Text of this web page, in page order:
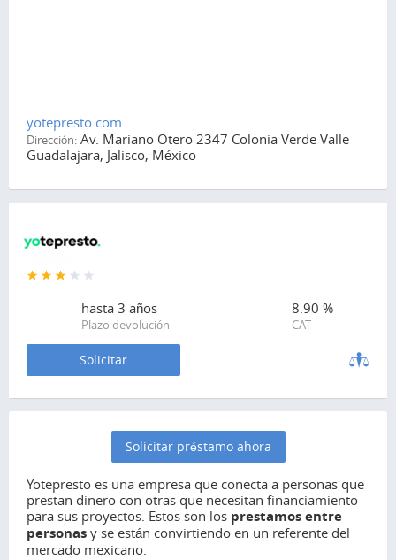
yotepresto.com
Dirección: Av. Mariano Otero 2347 Colonia Verde Valle
Guadalajara, Jalisco, México
hasta 3 años
Plazo devolución
8.90 %
CAT
Solicitar
Solicitar préstamo ahora
Yotepresto es una empresa que conecta a personas que
prestan dinero con otras que necesitan financiamiento
para sus proyectos. Estos son los prestamos entre
personas y se están convirtiendo en un referente del
mercado mexicano.